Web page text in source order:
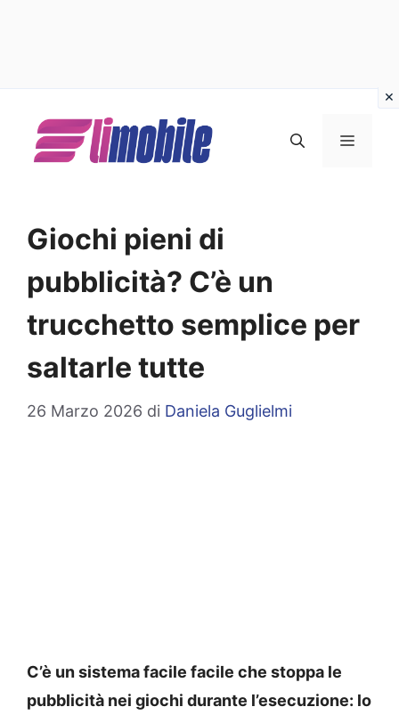
contenuto
MENU
Giochi pieni di
pubblicità? C’è un
trucchetto semplice per
saltarle tutte
26 Marzo 2026 di Daniela Guglielmi
C’è un sistema facile facile che stoppa le
pubblicità nei giochi durante l’esecuzione: lo